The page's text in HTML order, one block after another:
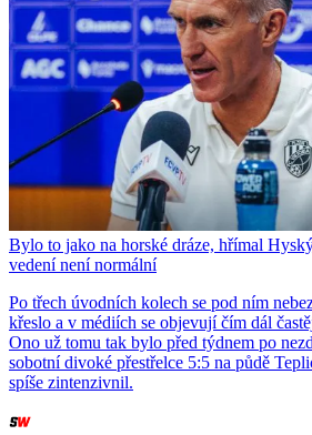
Bylo to jako na horské dráze, hřímal
vedení není normální
Po třech úvodních kolech se pod ním
křeslo a v médiích se objevují čím dál
Ono už tomu tak bylo před týdnem po
sobotní divoké přestřelce 5:5 na půdě
spíše zintenzivnil.